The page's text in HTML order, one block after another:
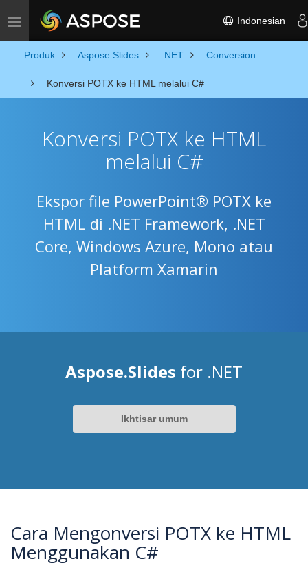
Toggle navigation Indonesian
Produk Aspose.Slides .NET Conversion
Konversi POTX ke HTML melalui C#
Konversi POTX ke HTML
melalui C#
Ekspor file PowerPoint® POTX ke
HTML di .NET Framework, .NET
Core, Windows Azure, Mono atau
Platform Xamarin
Aspose.Slides for .NET
Ikhtisar umum
Cara Mengonversi POTX ke HTML
Menggunakan C#